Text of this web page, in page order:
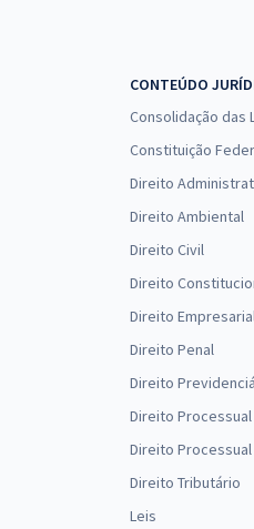
CONTEÚDO
Consolidação das
Constituição
Direito
Direito Ambiental
Direito Civil
Direito
Direito
Direito Penal
Direito
Direito Processual
Direito Processual
Direito Tributário
Leis